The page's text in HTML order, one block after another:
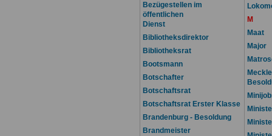
Bezügestellen im
öffentlichen
Dienst
Bibliotheksdirektor
Bibliotheksrat
Bootsmann
Botschafter
Botschaftsrat
Botschaftsrat Erster Klasse
Brandenburg - Besoldung
Brandmeister
M
Maat
Major